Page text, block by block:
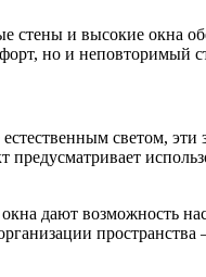
стены и высокие окна
но и неповторимый
светом, эти
предусматривает
дают возможность
пространства